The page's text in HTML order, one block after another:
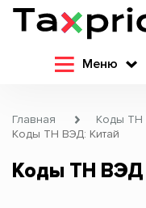
Меню
Главная
Коды ТН
Коды ТН ВЭД: Китай
Коды ТН ВЭД